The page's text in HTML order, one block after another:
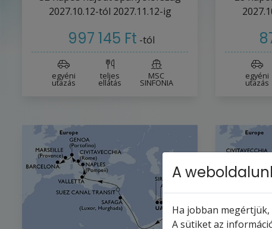
2027.10.12-tól 2027.11.12-ig
997 145 Ft -tól
egyéni
utazás
teljes
ellátás
MSC
SINFONIA
egyéni
utazás
A
Ha jobban
A sütiket az